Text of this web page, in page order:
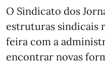
O Sindicato dos
estruturas sindicais
feira com a
encontrar novas